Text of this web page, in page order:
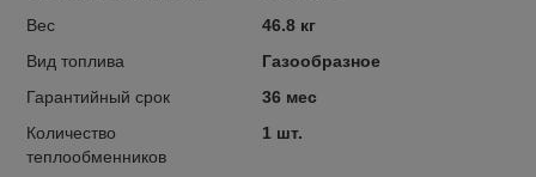
Вес
46.8 кг
Вид топлива
Газообразное
Гарантийный срок
36 мес
Количество
теплообменников
1 шт.